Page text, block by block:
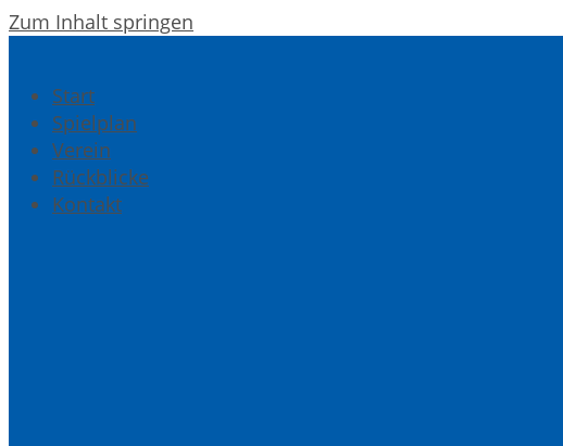
Zum Inhalt springen
Start
Spielplan
Verein
Rückblicke
Kontakt